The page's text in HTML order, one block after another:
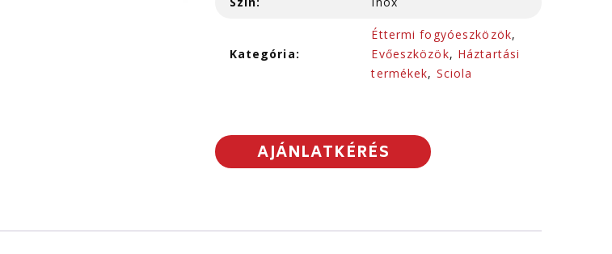
Kategória:
Éttermi fogyóeszközök,
Evőeszközök, Háztartási
termékek, Sciola
AJÁNLATKÉRÉS